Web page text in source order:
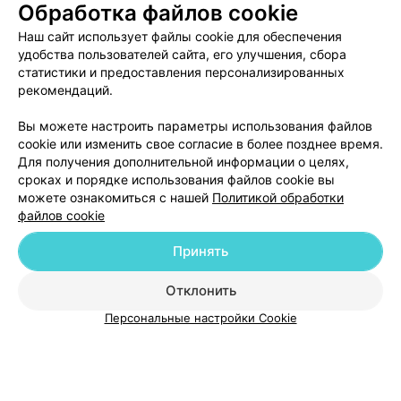
Добавить специалиста
Обработка файлов cookie
Наш сайт использует файлы cookie для обеспечения
удобства пользователей сайта, его улучшения, сбора
статистики и предоставления персонализированных
рекомендаций.
Вы можете настроить параметры использования файлов
cookie или изменить свое согласие в более позднее время.
Для получения дополнительной информации о целях,
сроках и порядке использования файлов cookie вы
можете ознакомиться с нашей Политикой обработки
файлов cookie
Отклонить
Принять
Персональные настройки Cookie